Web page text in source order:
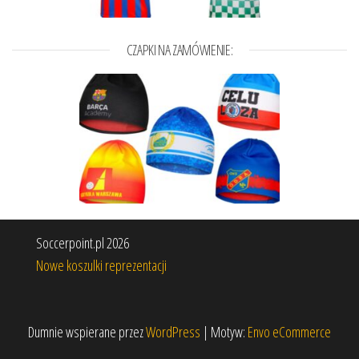
CZAPKI NA ZAMÓWIENIE:
Soccerpoint.pl 2026
Nowe koszulki reprezentacji
Dumnie wspierane przezWordPress | Motyw: Envo eCommerce